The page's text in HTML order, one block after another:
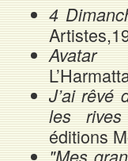
4
J’ai rêvé
les
éditions
"Mes